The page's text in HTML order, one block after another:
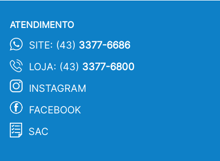
ATENDIMENTO
SITE: (43) 3377-6686
LOJA: (43) 3377-6800
INSTAGRAM
FACEBOOK
SAC